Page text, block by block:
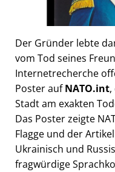
Der Gründer lebte
vom Tod seines
Internetrecherche
Poster aufNATO.int
Stadt am exakten
Das Poster zeigte
Flagge und der
Ukrainisch und
fragwürdige